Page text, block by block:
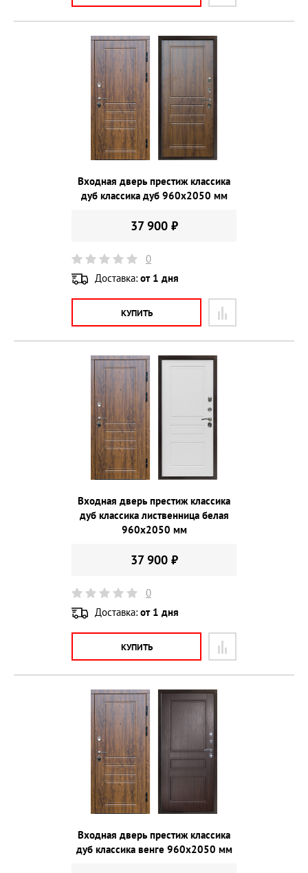
Входная дверь престиж классика
дуб классика дуб 960х2050 мм
37 900 ₽
0
Доставка: от 1 дня
КУПИТЬ
Входная дверь престиж классика
дуб классика лиственница белая
960х2050 мм
37 900 ₽
0
Доставка: от 1 дня
КУПИТЬ
Входная дверь престиж классика
дуб классика венге 960х2050 мм